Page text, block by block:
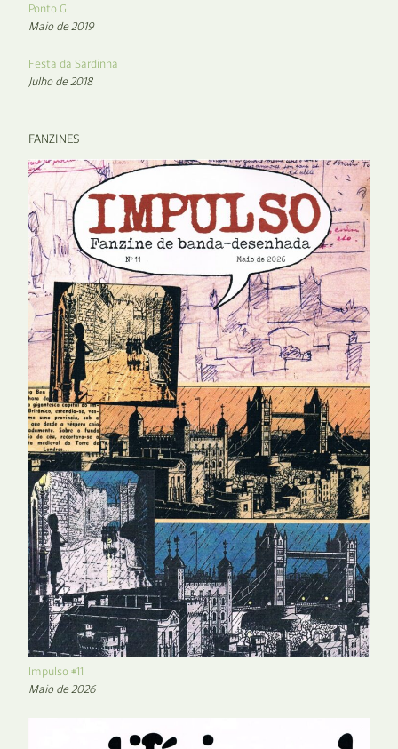
Ponto G
Maio de 2019
Festa da Sardinha
Julho de 2018
FANZINES
Impulso #11
Maio de 2026